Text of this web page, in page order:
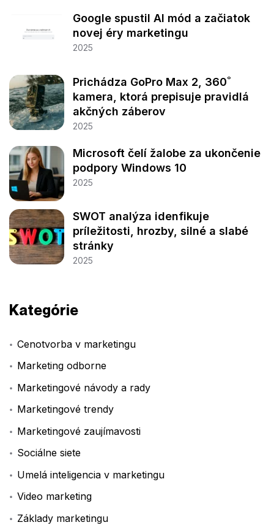
Google spustil AI mód a začiatok
novej éry marketingu
2025
Prichádza GoPro Max 2, 360˚
kamera, ktorá prepisuje pravidlá
akčných záberov
2025
Microsoft čelí žalobe za ukončenie
podpory Windows 10
2025
SWOT analýza idenfikuje
príležitosti, hrozby, silné a slabé
stránky
2025
Kategórie
Cenotvorba v marketingu
Marketing odborne
Marketingové návody a rady
Marketingové trendy
Marketingové zaujímavosti
Sociálne siete
Umelá inteligencia v marketingu
Video marketing
Základy marketingu